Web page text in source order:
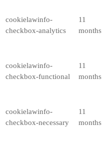
cookielawinfo-
checkbox-analytics
11
months
cookielawinfo-
checkbox-functional
11
months
cookielawinfo-
checkbox-necessary
11
months